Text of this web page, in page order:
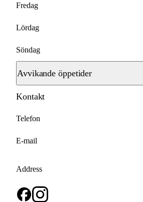
Fredag
Lördag
Söndag
Avvikande öppetider
2026-04-30
2026-05-01
2026-05-14
2026-06-19
Kontakt
Telefon
E-mail
Address